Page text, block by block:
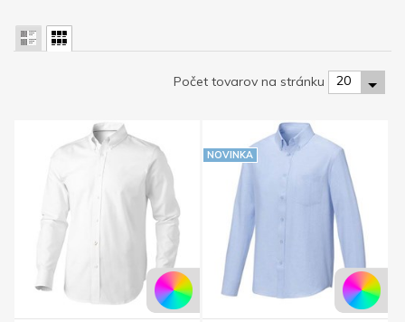
Počet tovarov na stránku 20
NOVINKA